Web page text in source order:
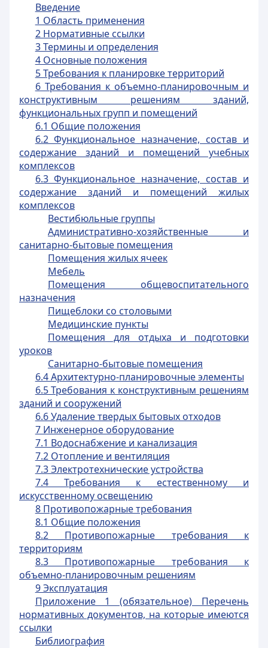
Введение
1 Область применения
2 Нормативные ссылки
3 Термины и определения
4 Основные положения
5 Требования к планировке территорий
6 Требования к объемно-планировочным и
конструктивным решениям зданий,
функциональных групп и помещений
6.1 Общие положения
6.2 Функциональное назначение, состав и
содержание зданий и помещений учебных
комплексов
6.3 Функциональное назначение, состав и
содержание зданий и помещений жилых
комплексов
Вестибюльные группы
Административно-хозяйственные и
санитарно-бытовые помещения
Помещения жилых ячеек
Мебель
Помещения общевоспитательного
назначения
Пищеблоки со столовыми
Медицинские пункты
Помещения для отдыха и подготовки
уроков
Санитарно-бытовые помещения
6.4 Архитектурно-планировочные элементы
6.5 Требования к конструктивным решениям
зданий и сооружений
6.6 Удаление твердых бытовых отходов
7 Инженерное оборудование
7.1 Водоснабжение и канализация
7.2 Отопление и вентиляция
7.3 Электротехнические устройства
7.4 Требования к естественному и
искусственному освещению
8 Противопожарные требования
8.1 Общие положения
8.2 Противопожарные требования к
территориям
8.3 Противопожарные требования к
объемно-планировочным решениям
9 Эксплуатация
Приложение 1 (обязательное) Перечень
нормативных документов, на которые имеются
ссылки
Библиография